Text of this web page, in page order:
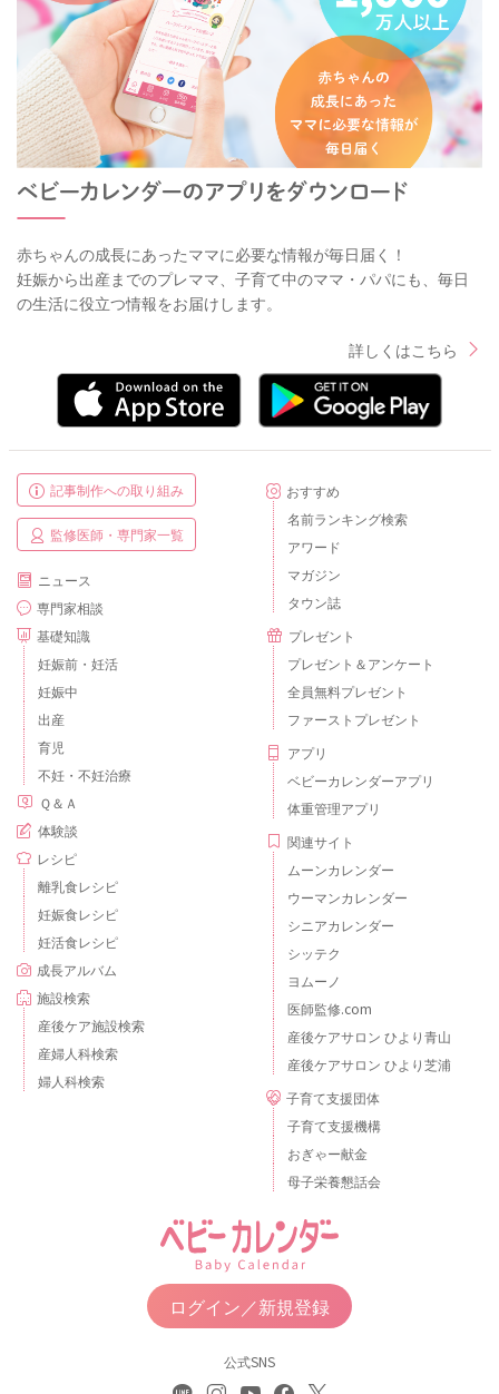
赤ちゃんの成長にあったママに必要な情報が毎日届く！
妊娠から出産までのプレママ、子育て中のママ・パパにも、毎日
の生活に役立つ情報をお届けします。
詳しくはこちら
記事制作への取り組み
監修医師・専門家一覧
ニュース
専門家相談
基礎知識
妊娠前・妊活
妊娠中
出産
育児
不妊・不妊治療
Ｑ＆Ａ
体験談
レシピ
離乳食レシピ
妊娠食レシピ
妊活食レシピ
成長アルバム
施設検索
産後ケア施設検索
産婦人科検索
婦人科検索
おすすめ
名前ランキング検索
アワード
マガジン
タウン誌
プレゼント
プレゼント＆アンケート
全員無料プレゼント
ファーストプレゼント
アプリ
ベビーカレンダーアプリ
体重管理アプリ
関連サイト
ムーンカレンダー
ウーマンカレンダー
シニアカレンダー
シッテク
ヨムーノ
医師監修.com
産後ケアサロン ひより青山
産後ケアサロン ひより芝浦
子育て支援団体
子育て支援機構
おぎゃー献金
母子栄養懇話会
ログイン／新規登録
公式SNS